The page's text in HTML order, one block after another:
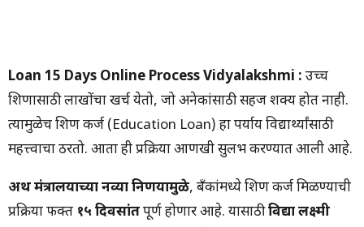
Loan 15 Days Online Process Vidyalakshmi : उच्च
शिक्षणासाठी लाखोंचा खर्च येतो, जो अनेकांसाठी सहज शक्य होत नाही.
त्यामुळेच शिक्षण कर्ज (Education Loan) हा पर्याय विद्यार्थ्यांसाठी
महत्त्वाचा ठरतो. आता ही प्रक्रिया आणखी सुलभ करण्यात आली आहे.
अर्थ मंत्रालयाच्या नव्या निर्णयामुळे, बँकांमध्ये शिक्षण कर्ज मिळण्याची
प्रक्रिया फक्त १५ दिवसांतपूर्ण होणार आहे. यासाठीविद्या लक्ष्मी